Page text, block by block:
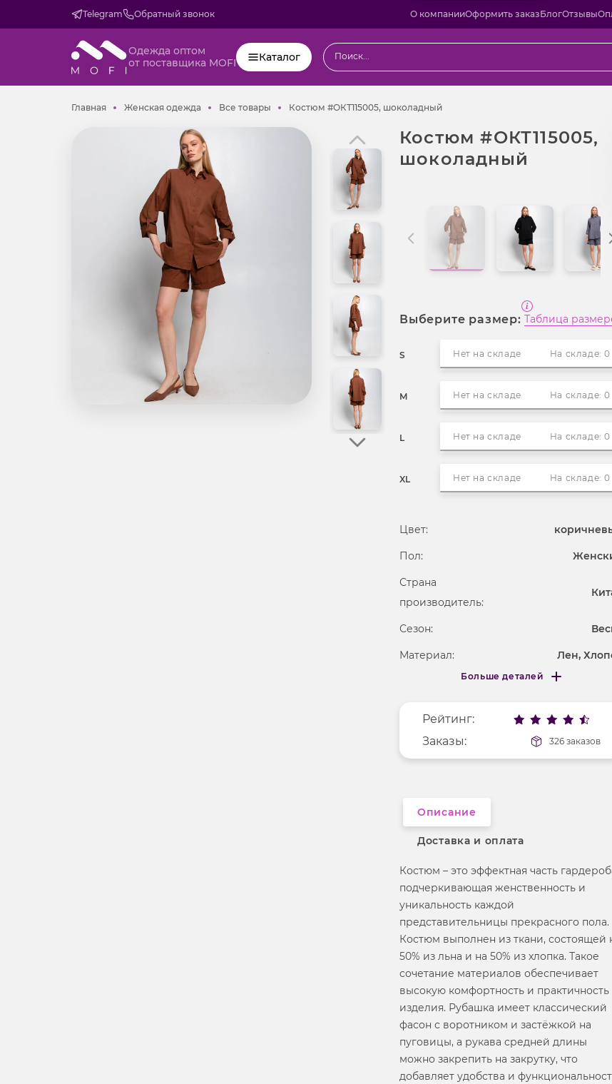
Telegram Обратный звонок О компанииОформить заказБлогОтзывы
Одежда оптом
от поставщика MOFI
Каталог
ГлавнаяГлавнаяЖенская одежда Женская одежда
Все товары Все товары
Костюм #ОКТ115005, шоколадныйКостюм #ОКТ115005, шоколадный
Костюм #ОКТ115005,
шоколадный
Выберите размер: Таблица
S Нет на складе На складе: 0
M Нет на складе На складе: 0
L Нет на складе На складе: 0
XL Нет на складе На складе: 0
Цвет:
Пол:
Страна
производитель:
Сезон:
Материал:
Лен,
Фактура материала
Длина рукава
Больше деталей
Меньше деталей
Рейтинг:
Заказы:
326 заказов
Описание
Доставка и оплата
Костюм – это эффектная часть
подчеркивающая женственность и
уникальность каждой
представительницы прекрасного пола.
Костюм выполнен из ткани, состоящей
50% из льна и на 50% из хлопка. Такое
сочетание материалов обеспечивает
высокую комфортность и практичность
изделия. Рубашка имеет классический
фасон с воротником и застёжкой на
пуговицы, а рукава средней длины
можно закрепить на закрутку, что
добавляет удобства и